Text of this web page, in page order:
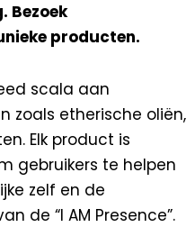
Bezoek
producten.
scala aan
zoals etherische oliën,
Elk product is
gebruikers te helpen
zelf en de
de “I AM Presence”.